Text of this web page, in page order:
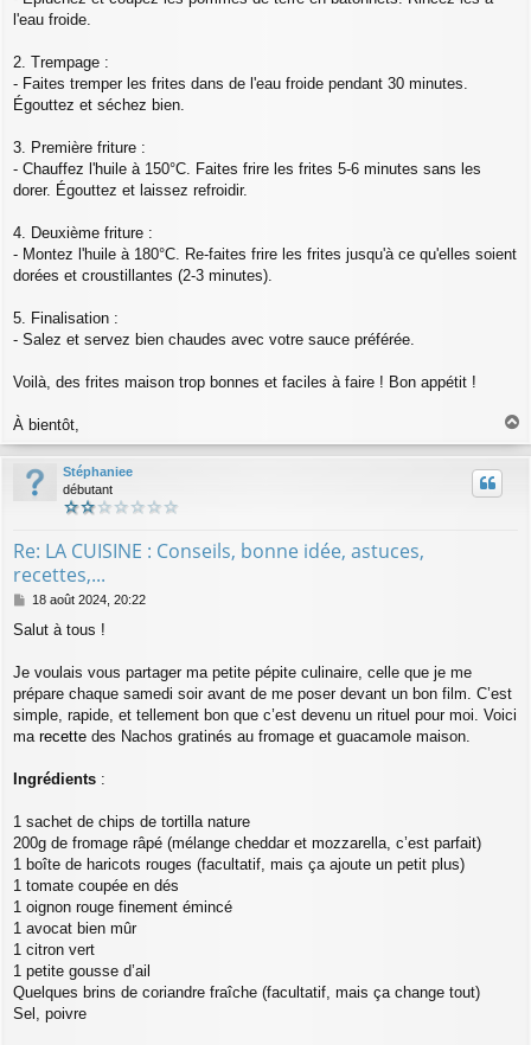
l'eau froide.
2. Trempage :
- Faites tremper les frites dans de l'eau froide pendant 30 minutes.
Égouttez et séchez bien.
3. Première friture :
- Chauffez l'huile à 150°C. Faites frire les frites 5-6 minutes sans les
dorer. Égouttez et laissez refroidir.
4. Deuxième friture :
- Montez l'huile à 180°C. Re-faites frire les frites jusqu'à ce qu'elles soient
dorées et croustillantes (2-3 minutes).
5. Finalisation :
- Salez et servez bien chaudes avec votre sauce préférée.
Voilà, des frites maison trop bonnes et faciles à faire ! Bon appétit !
À bientôt,
u
Stéphaniee
débutant
Re: LA CUISINE : Conseils, bonne idée, astuces,
recettes,...
M
s
a
g
18 août 2024, 20:22
Salut à tous !
Je voulais vous partager ma petite pépite culinaire, celle que je me
prépare chaque samedi soir avant de me poser devant un bon film. C’est
simple, rapide, et tellement bon que c’est devenu un rituel pour moi. Voici
ma recette des Nachos gratinés au fromage et guacamole maison.
Ingrédients :
1 sachet de chips de tortilla nature
200g de fromage râpé (mélange cheddar et mozzarella, c’est parfait)
1 boîte de haricots rouges (facultatif, mais ça ajoute un petit plus)
1 tomate coupée en dés
1 oignon rouge finement émincé
1 avocat bien mûr
1 citron vert
1 petite gousse d’ail
Quelques brins de coriandre fraîche (facultatif, mais ça change tout)
Sel, poivre